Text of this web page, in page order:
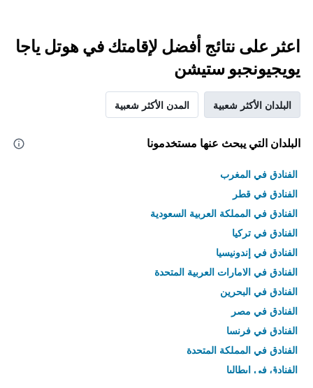
اعثر على نتائج أفضل لإقامتك في هوتل ياجا
يويجيونجبو ستيشن
البلدان الأكثر شعبية المدن الأكثر شعبية
البلدان التي يبحث عنها مستخدمونا
الفنادق في المغرب
الفنادق في قطر
الفنادق في المملكة العربية السعودية
الفنادق في تركيا
الفنادق في إندونيسيا
الفنادق في الامارات العربية المتحدة
الفنادق في البحرين
الفنادق في مصر
الفنادق في فرنسا
الفنادق في المملكة المتحدة
الفنادق في إيطاليا